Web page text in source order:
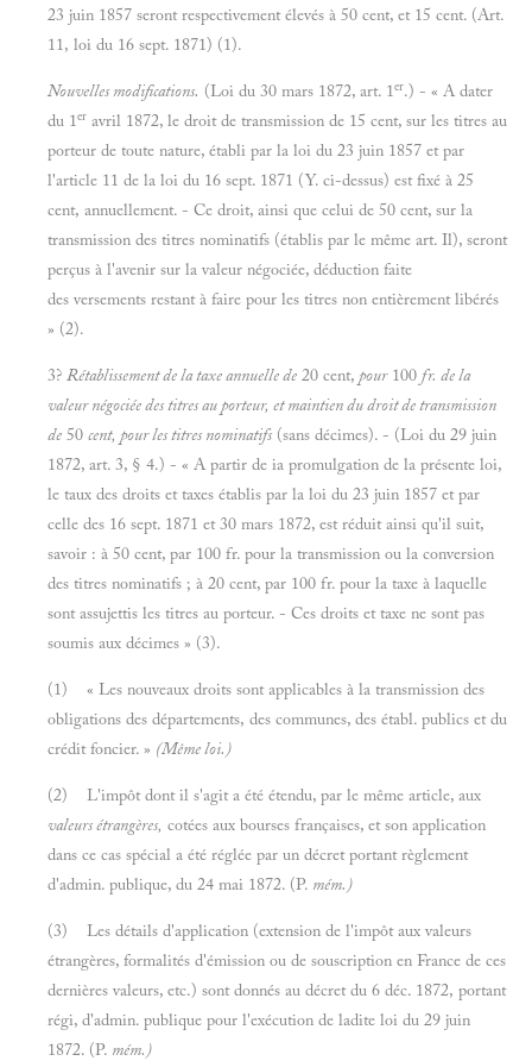
23 juin 1857 seront respectivement élevés à 50 cent, et 15 cent. (Art.
11, loi du 16 sept. 1871) (1).
Nouvelles modifications. (Loi du 30 mars 1872, art. 1er.) - « A dater
du 1er avril 1872, le droit de transmission de 15 cent, sur les titres au
porteur de toute nature, établi par la loi du 23 juin 1857 et par
l'article 11 de la loi du 16 sept. 1871 (Y. ci-dessus) est fixé à 25
cent, annuellement. - Ce droit, ainsi que celui de 50 cent, sur la
transmission des titres nominatifs (établis par le même art. Il), seront
perçus à l'avenir sur la valeur négociée, déduction faite
des versements restant à faire pour les titres non entièrement libérés
» (2).
3? Rétablissement de la taxe annuelle de 20 cent, pour100 fr. de la
valeur négociée des titres au porteur, et maintien du droit de transmission
de 50 cent, pour les titres nominatifs (sans décimes). - (Loi du 29 juin
1872, art. 3, § 4.) - « A partir de ia promulgation de la présente loi,
le taux des droits et taxes établis par la loi du 23 juin 1857 et par
celle des 16 sept. 1871 et 30 mars 1872, est réduit ainsi qu'il suit,
savoir : à 50 cent, par 100 fr. pour la transmission ou la conversion
des titres nominatifs ; à 20 cent, par 100 fr. pour la taxe à laquelle
sont assujettis les titres au porteur. - Ces droits et taxe ne sont pas
soumis aux décimes » (3).
(1) « Les nouveaux droits sont applicables à la transmission des
obligations des départements, des communes, des établ. publics et du
crédit foncier. » (Même loi.)
(2) L'impôt dont il s'agit a été étendu, par le même article, aux
valeurs étrangères, cotées aux bourses françaises, et son application
dans ce cas spécial a été réglée par un décret portant règlement
d'admin. publique, du 24 mai 1872. (P. mém.)
(3) Les détails d'application (extension de l'impôt aux valeurs
étrangères, formalités d'émission ou de souscription en France de ces
dernières valeurs, etc.) sont donnés au décret du 6 déc. 1872, portant
régi, d'admin. publique pour l'exécution de ladite loi du 29 juin
1872. (P. mém.)